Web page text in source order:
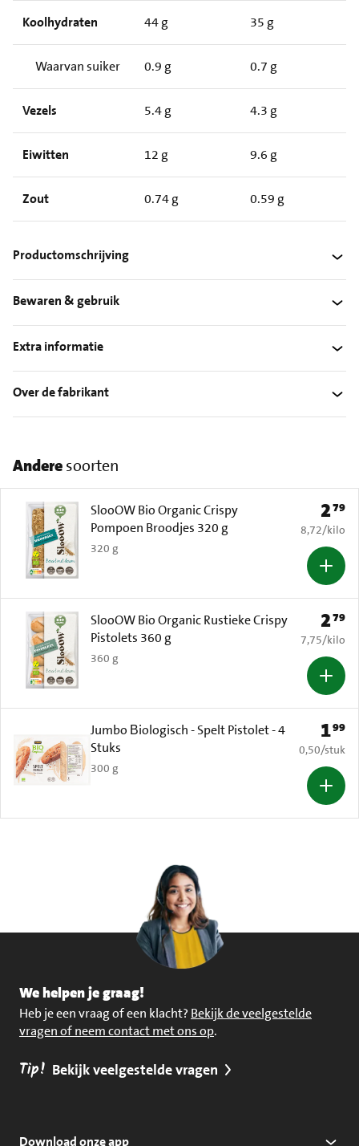
Koolhydraten 44 g 35 g
Waarvan suiker 0.9 g 0.7 g
Vezels 5.4 g 4.3 g
Eiwitten 12 g 9.6 g
Zout 0.74 g 0.59 g
Productomschrijving
Bewaren & gebruik
Extra informatie
Over de fabrikant
Anderesoorten
SlooOW Bio Organic Crispy
Pompoen Broodjes 320 g
320 g
Prijs:
279
€ 8,72 per
8,72/kilo
SlooOW Bio Organic Rustieke Crispy
Pistolets 360 g
360 g
Prijs:
279
€ 7,75 per
7,75/kilo
Jumbo Βiologisch - Spelt Pistolet - 4
Stuks
300 g
Prijs:
199
€ 0,50 per
0,50/stuk
We helpen je graag!
Heb je een vraag of een klacht? Bekijk de veelgestelde
vragen of neem contact met ons op.
Tip! Bekijk veelgestelde vragen
Download onze app